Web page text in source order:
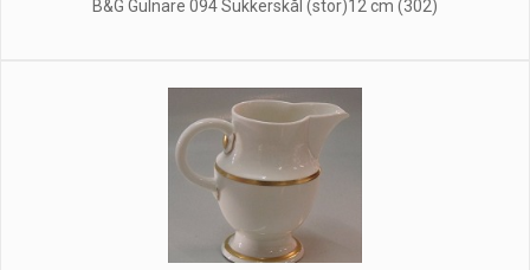
B&G Gulnare 094 Sukkerskål (stor)12 cm (302)